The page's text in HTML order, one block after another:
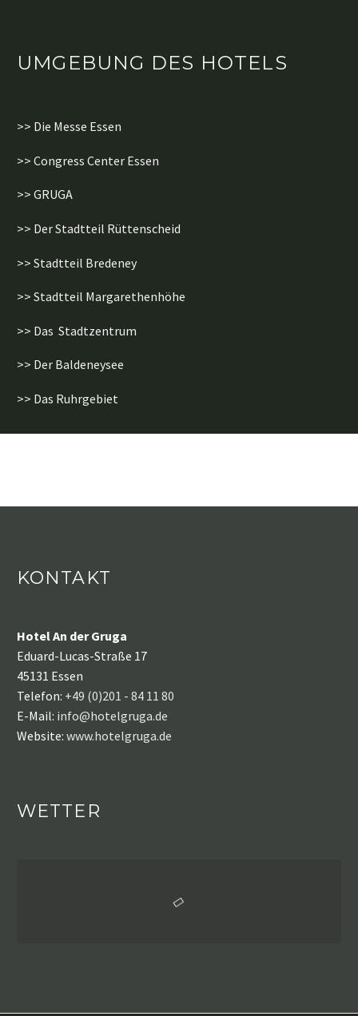
UMGEBUNG DES HOTELS
>> Die Messe Essen
>> Congress Center Essen
>> GRUGA
>> Der Stadtteil Rüttenscheid
>> Stadtteil Bredeney
>> Stadtteil Margarethenhöhe
>> Das Stadtzentrum
>> Der Baldeneysee
>> Das Ruhrgebiet
KONTAKT
Hotel An der Gruga
Eduard-Lucas-Straße 17
45131 Essen
Telefon: +49 (0)201 - 84 11 80
E-Mail: info@hotelgruga.de
Website: www.hotelgruga.de
WETTER